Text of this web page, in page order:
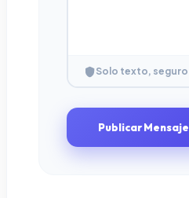
Solo texto, seguro
Publicar Mensaje